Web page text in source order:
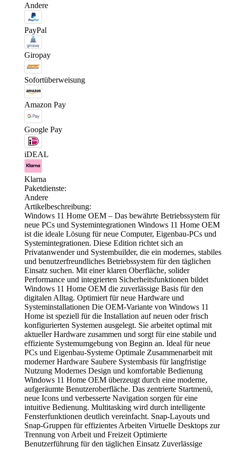
Andere
PayPal
Giropay
Sofortüberweisung
Amazon Pay
Google Pay
iDEAL
Klarna
Paketdienste:
Andere
Artikelbeschreibung:
Windows 11 Home OEM – Das bewährte Betriebssystem für
neue PCs und Systemintegrationen Windows 11 Home OEM
ist die ideale Lösung für neue Computer, Eigenbau-PCs und
Systemintegrationen. Diese Edition richtet sich an
Privatanwender und Systembuilder, die ein modernes, stabiles
und benutzerfreundliches Betriebssystem für den täglichen
Einsatz suchen. Mit einer klaren Oberfläche, solider
Performance und integrierten Sicherheitsfunktionen bildet
Windows 11 Home OEM die zuverlässige Basis für den
digitalen Alltag. Optimiert für neue Hardware und
Systeminstallationen Die OEM-Variante von Windows 11
Home ist speziell für die Installation auf neuen oder frisch
konfigurierten Systemen ausgelegt. Sie arbeitet optimal mit
aktueller Hardware zusammen und sorgt für eine stabile und
effiziente Systemumgebung von Beginn an. Ideal für neue
PCs und Eigenbau-Systeme Optimale Zusammenarbeit mit
moderner Hardware Saubere Systembasis für langfristige
Nutzung Modernes Design und komfortable Bedienung
Windows 11 Home OEM überzeugt durch eine moderne,
aufgeräumte Benutzeroberfläche. Das zentrierte Startmenü,
neue Icons und verbesserte Navigation sorgen für eine
intuitive Bedienung. Multitasking wird durch intelligente
Fensterfunktionen deutlich vereinfacht. Snap-Layouts und
Snap-Gruppen für effizientes Arbeiten Virtuelle Desktops zur
Trennung von Arbeit und Freizeit Optimierte
Benutzerführung für den täglichen Einsatz Zuverlässige